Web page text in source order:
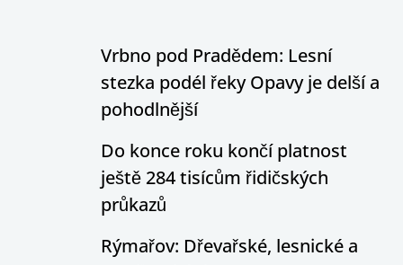
Vrbno pod Pradědem: Lesní
stezka podél řeky Opavy je delší a
pohodlnější
Do konce roku končí platnost
ještě 284 tisícům řidičských
průkazů
Rýmařov: Dřevařské, lesnické a